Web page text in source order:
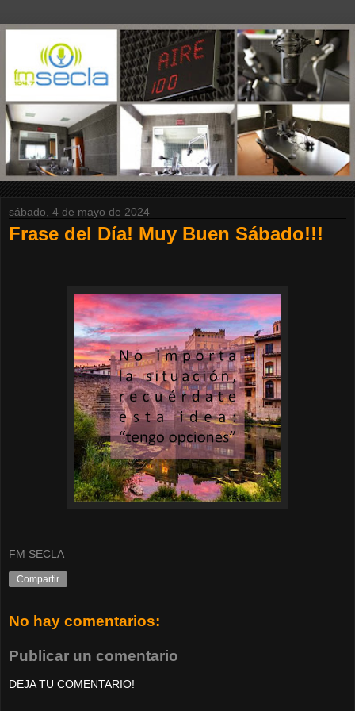
sábado, 4 de mayo de 2024
Frase del Día! Muy Buen Sábado!!!
FM SECLA
Compartir
No hay comentarios:
Publicar un comentario
DEJA TU COMENTARIO!